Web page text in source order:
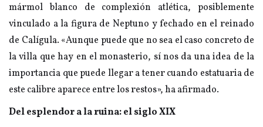
mármol blanco de complexión atlética, posiblemente
vinculado a la figura de Neptuno y fechado en el reinado
de Calígula. «Aunque puede que no sea el caso concreto de
la villa que hay en el monasterio, sí nos da una idea de la
importancia que puede llegar a tener cuando estatuaria de
este calibre aparece entre los restos», ha afirmado.
Del esplendor a la ruina: el siglo XIX